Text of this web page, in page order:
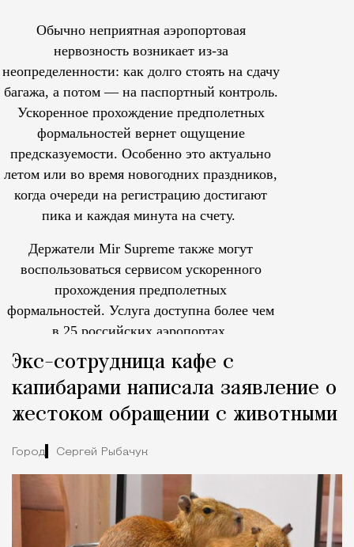
Обычно неприятная аэропортовая
нервозность возникает из-за
неопределенности: как долго стоять на сдачу
багажа, а потом — на паспортный контроль.
Ускоренное прохождение предполетных
формальностей вернет ощущение
предсказуемости. Особенно это актуально
летом или во время новогодних праздников,
когда очереди на регистрацию достигают
пика и каждая минута на счету.
Держатели Mir Supreme также могут
воспользоваться сервисом ускоренного
прохождения предполетных
формальностей. Услуга доступна более чем
в 25 российских аэропортах.
Экс-сотрудница кафе с
капибарами написала заявление о
жестоком обращении с животными
Город Сергей Рыбачук